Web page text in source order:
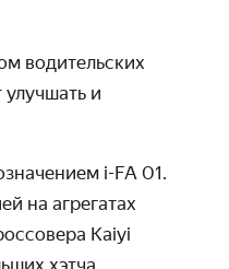
водительских
и
i-FA 01.
на агрегатах
Kaiyi
хэтча.